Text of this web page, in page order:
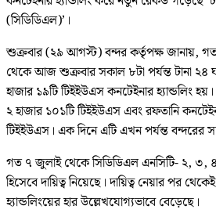
(সিডিডিএল)’।
শুক্রবার (২৯ আগস্ট) বন্দর কর্তৃপক্ষ জানায়,
থেকে আজ শুক্রবার সকাল ৮টা পর্যন্ত টানা ২৪
হাজার ১৯টি টিইইউএস কনটেইনার হ্যান্ডলিং
২ হাজার ১০১টি টিইইউএস এবং রফতানি
টিইইউএস। এক দিনে এটি এখন পর্যন্ত বন্দরের
গত ৭ জুলাই থেকে সিডিডিএল এনসিটি- ২, ৩, ৪
হিসেবে দায়িত্ব নিয়েছে। দায়িত্ব নেয়ার পর
হ্যান্ডলিংয়ের হার উল্লেখযোগ্যভাবে বেড়েছে।